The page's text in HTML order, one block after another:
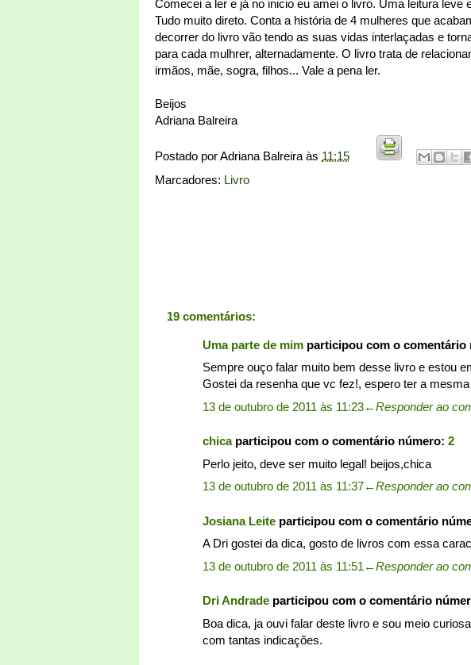
Comecei a ler e já no inicio eu amei o livro. Uma leitura
Tudo muito direto. Conta a história de 4 mulheres que
decorrer do livro vão tendo as suas vidas interlaçadas e
para cada mulhrer, alternadamente. O livro trata de
irmãos, mãe, sogra, filhos... Vale a pena ler.
Beijos
Adriana Balreira
Postado porAdriana Balreira às 11:15
Marcadores: Livro
19 comentários:
Uma parte de mim participou com o comentário
Sempre ouço falar muito bem desse livro e estou
Gostei da resenha que vc fez!, espero ter a
13 de outubro de 2011 às 11:23←Responder ao
chicaparticipou com o comentário número: 2
Perlo jeito, deve ser muito legal! beijos,chica
13 de outubro de 2011 às 11:37←Responder ao
Josiana Leite participou com o comentário
A Dri gostei da dica, gosto de livros com essa
13 de outubro de 2011 às 11:51 ←Responder ao
Dri Andrade participou com o comentário
Boa dica, ja ouvi falar deste livro e sou meio
com tantas indicações.